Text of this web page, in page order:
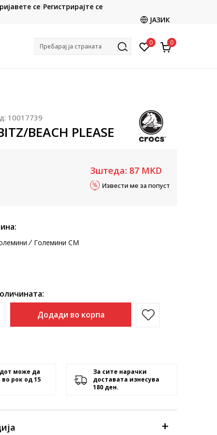
CLICK & COLLECT
со картичка online и подигнете во продавницата
се Регистрирајте се
ЈАЗИК
Пребарај ја страната 0 0
10017739
BEACH PLEASE
Зштеда: 87 MKD
Извести ме за попуст
Големини CM
Додади во корпа
може да
во рок од 15
За сите нарачки
доставата изнесува
180 ден.